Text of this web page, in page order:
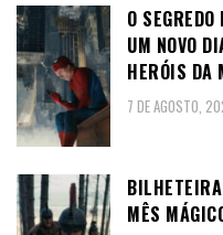
O
UM NOVO
HERÓIS DA
7 DE AGOSTO,
MÊS